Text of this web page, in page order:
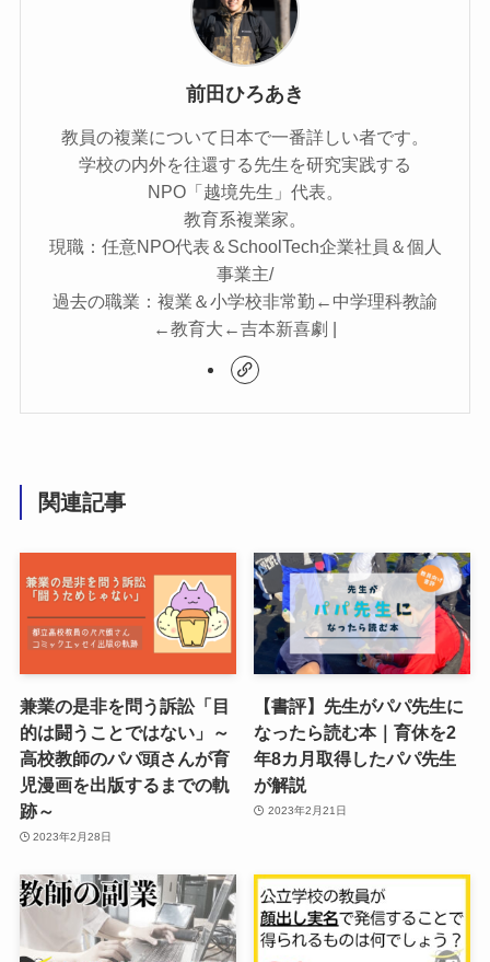
前田ひろあき
教員の複業について日本で一番詳しい者です。
学校の内外を往還する先生を研究実践する
NPO「越境先生」代表。
教育系複業家。
現職：任意NPO代表＆SchoolTech企業社員＆個人
事業主/
過去の職業：複業＆小学校非常勤←中学理科教諭
←教育大←吉本新喜劇 |
関連記事
兼業の是非を問う訴訟「目
的は闘うことではない」～
高校教師のパパ頭さんが育
児漫画を出版するまでの軌
跡～
2023年2月28日
【書評】先生がパパ先生に
なったら読む本｜育休を2
年8カ月取得したパパ先生
が解説
2023年2月21日